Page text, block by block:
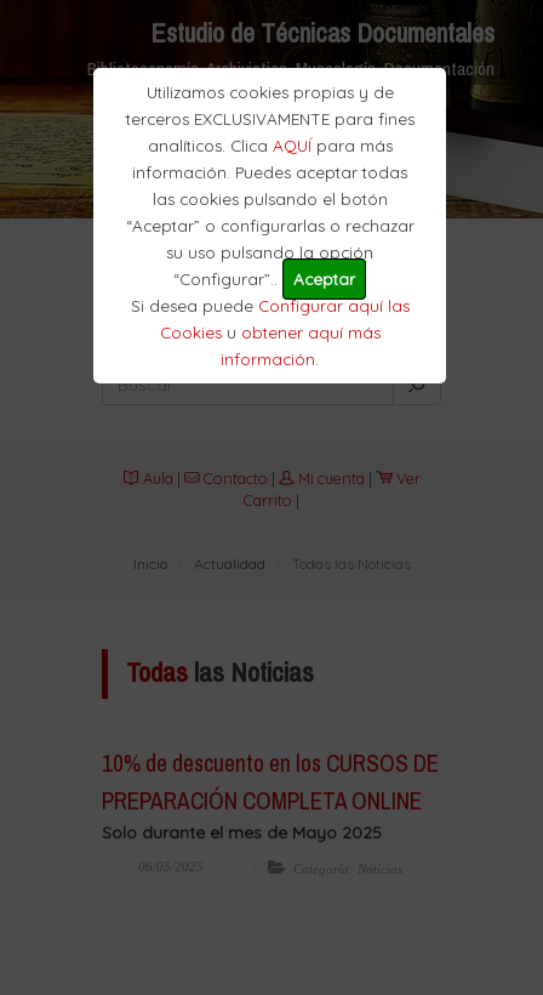
Utilizamos cookies propias y de
terceros EXCLUSIVAMENTE para fines
analíticos. Clica AQUÍpara más
información. Puedes aceptar todas
las cookies pulsando el botón
“Aceptar” o configurarlas o rechazar
su uso pulsando la opción
“Configurar”..
Aceptar
Si desea puede Configurar aquí las
Cookiesu obtener aquí más
información
Estudio de Técnicas Documentales
Biblioteconomía, Archivistica, Museología, Documentación
Aula | Contacto | Mi cuenta |
Ver
Carrito |
Inicio Actualidad Todas las Noticias
Todaslas Noticias
10% de descuento en los CURSOS DE
PREPARACIÓN COMPLETA ONLINE
Solo durante el mes de Mayo 2025
06/05/2025 Categoría: Noticias